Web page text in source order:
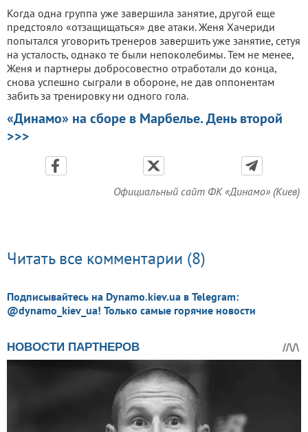
Когда одна группа уже завершила занятие, другой еще
предстояло «отзащищаться» две атаки. Женя Хачериди
попытался уговорить тренеров завершить уже занятие, сетуя
на усталость, однако те были непоколебимы. Тем не менее,
Женя и партнеры добросовестно отработали до конца,
снова успешно сыграли в обороне, не дав оппонентам
забить за тренировку ни одного гола.
«Динамо» на сборе в Марбелье. День второй
>>>
Официальный сайт ФК «Динамо» (Киев)
Читать все комментарии (8)
Подписывайтесь на Dynamo.kiev.ua в Telegram:
@dynamo_kiev_ua! Только самые горячие новости